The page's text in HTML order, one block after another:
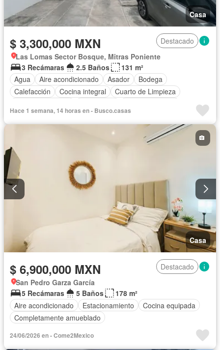
Casa
$ 3,300,000 MXN
Destacado
Las Lomas Sector Bosque, Mitras Poniente
3 Recámaras
2.5 Baños
131 m²
Agua
Aire acondicionado Asador
Bodega
Calefacción
Cocina integral
Cuarto de Limpieza
Gas natural
Internet Jardín
Recámara con closet
Parcialmente amueblado
Hace 1 semana, 14 horas en - Busco.casas
Casa
$ 6,900,000 MXN
Destacado
San Pedro Garza García
5 Recámaras
5 Baños
178 m²
Aire acondicionado
Estacionamiento
Cocina equipada
Completamente amueblado
24/06/2026 en - Come2Mexico